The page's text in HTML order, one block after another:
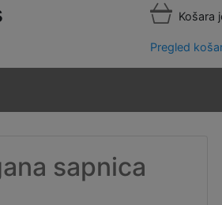
Košara
Pregled
sapnica